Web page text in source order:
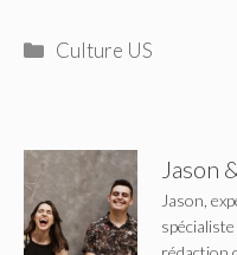
Catégories
Culture US
Jason
Jason,